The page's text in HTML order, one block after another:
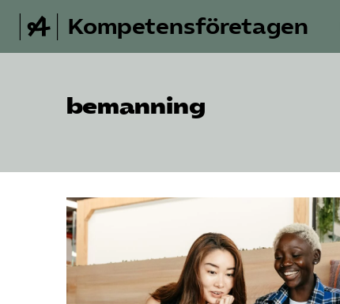
Kompetensföretagen
bemanning